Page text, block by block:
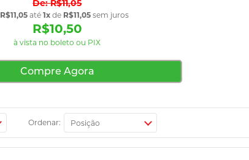
R$11,05
R$11,05 até1x de R$11,05 sem juros
R$10,50
à vista no boleto ou PIX
Compre Agora
Ordenar: